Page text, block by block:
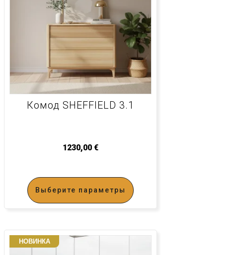
Комод SHEFFIELD 3.1
1230,00 €
Выберите параметры
НОВИНКА